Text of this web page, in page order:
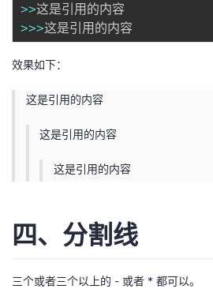
>>
>>>
效果如下：
这是引用的内容
这是引用的内容
这是引用的内容
四、分割线
三个或者三个以上的 - 或者 * 都可以。